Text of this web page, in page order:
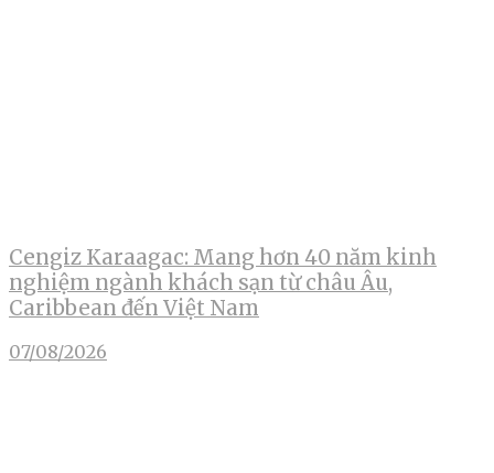
Cengiz Karaagac: Mang hơn 40 năm kinh
nghiệm ngành khách sạn từ châu Âu,
Caribbean đến Việt Nam
07/08/2026